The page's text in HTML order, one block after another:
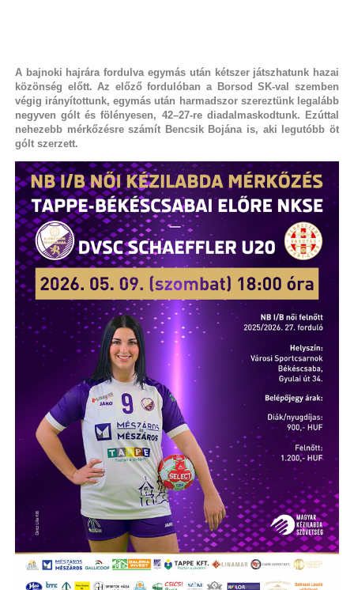
A bajnoki hajrára fordulva egymás után kétszer játszhatunk hazai
közönség előtt. Az előző fordulóban a Borsod SK-val szemben
végig irányítottunk, egymás után harmadszor szereztünk legalább
negyven gólt és fölényesen, 42–27-re diadalmaskodtunk. Ezúttal
nehezebb mérkőzésre számít Bencsik Bojána is, aki legutóbb öt
gólt szerzett.